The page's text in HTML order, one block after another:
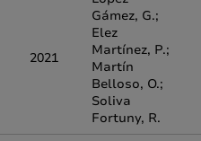
2021
Gámez, G.;
Elez
Martínez, P.;
Martín
Belloso, O.;
Soliva
Fortuny, R.